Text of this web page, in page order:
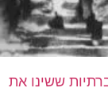
ששינו את